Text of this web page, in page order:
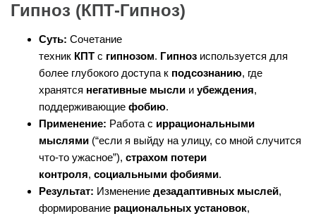
Гипноз (КПТ-Гипноз)
Суть: Сочетание
техник КПТ с гипнозом. Гипноз используется для
более глубокого доступа к подсознанию, где
хранятся негативные мысли и убеждения,
поддерживающие фобию.
Применение: Работа с иррациональными
мыслями (“если я выйду на улицу, со мной случится
что-то ужасное”), страхом потери
контроля, социальными фобиями.
Результат: Изменение дезадаптивных мыслей,
формирование рациональных установок,